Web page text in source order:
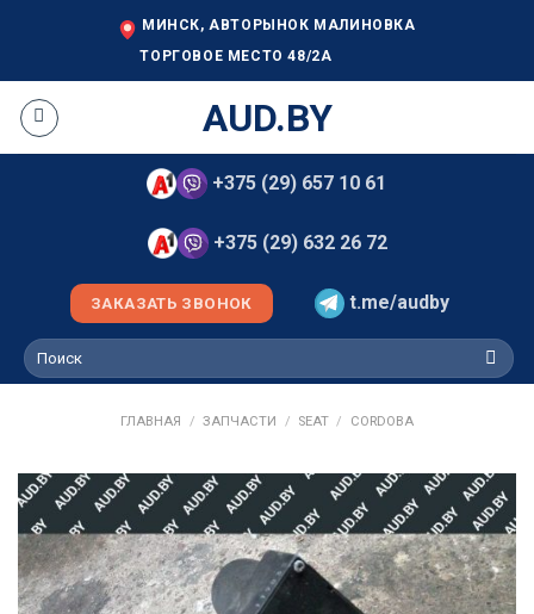
МИНСК, АВТОРЫНОК МАЛИНОВКА
ТОРГОВОЕ МЕСТО 48/2А
AUD.BY
+375 (29) 657 10 61
+375 (29) 632 26 72
ЗАКАЗАТЬ ЗВОНОК t.me/audby
Искать:
ГЛАВНАЯ / ЗАПЧАСТИ / SEAT / CORDOBA